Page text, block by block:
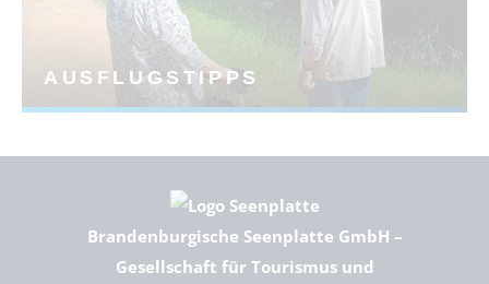
AUSFLUGSTIPPS
Brandenburgische Seenplatte GmbH –
Gesellschaft für Tourismus und